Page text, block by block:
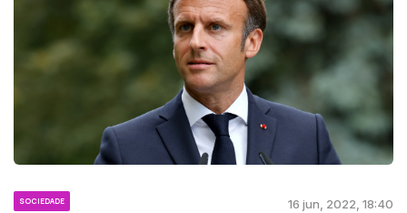
SOCIEDADE 16 jun, 2022, 18:40